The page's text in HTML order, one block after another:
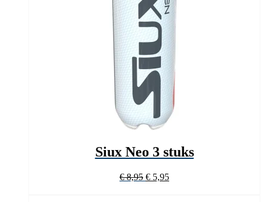
Siux Neo 3 stuks
€8,95 Oorspronkelijke
€ 5,95Huidige